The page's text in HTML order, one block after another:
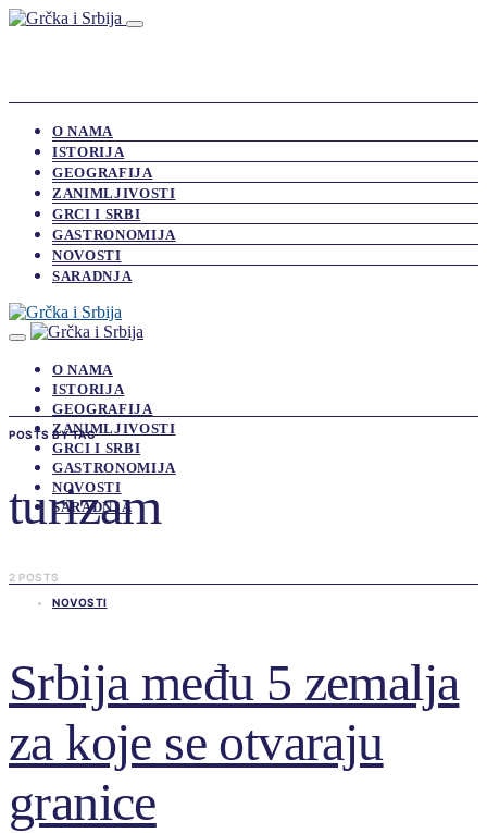
O NAMA
ISTORIJA
GEOGRAFIJA
ZANIMLJIVOSTI
GRCI I SRBI
GASTRONOMIJA
NOVOSTI
SARADNJA
O NAMA
ISTORIJA
GEOGRAFIJA
ZANIMLJIVOSTI
GRCI I SRBI
GASTRONOMIJA
NOVOSTI
SARADNJA
POSTS BY TAG
turizam
2 POSTS
NOVOSTI
Srbija među 5 zemalja
za koje se otvaraju
granice